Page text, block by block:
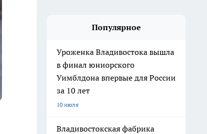
Популярное
Уроженка Владивостока вышла
в финал юниорского
Уимблдона впервые для России
за 10 лет
10 июля
Владивостокская фабрика